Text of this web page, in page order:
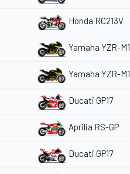
Honda RC213V
Yamaha YZR-M1
Yamaha YZR-M1
Ducati GP17
Aprilia RS-GP
Ducati GP17